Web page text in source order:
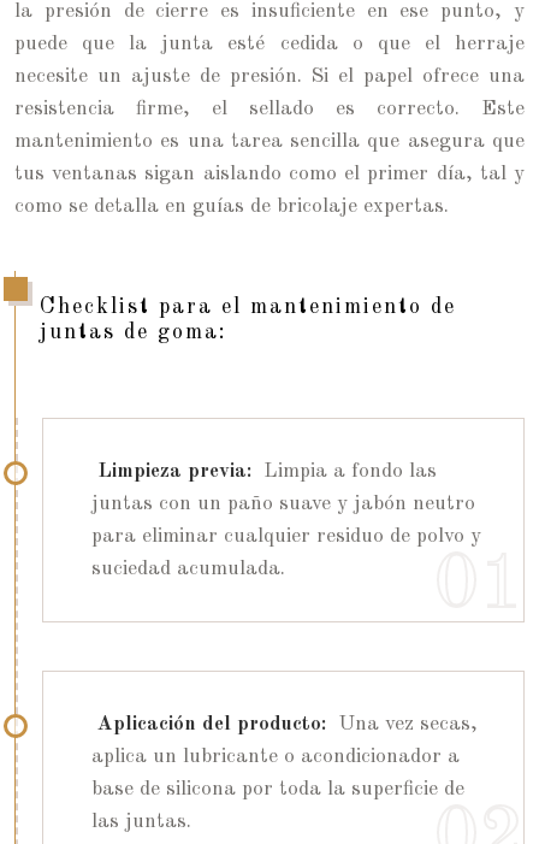
la presión de cierre es insuficiente en ese punto, y
puede que la junta esté cedida o que el herraje
necesite un ajuste de presión. Si el papel ofrece una
resistencia firme, el sellado es correcto. Este
mantenimiento es una tarea sencilla que asegura que
tus ventanas sigan aislando como el primer día, tal y
como se detalla en guías de bricolaje expertas.
Checklist para el mantenimiento de
juntas de goma:
Limpieza previa:
Limpia a fondo las
juntas con un paño suave y jabón neutro
para eliminar cualquier residuo de polvo y
suciedad acumulada.
Aplicación del producto:
Una vez secas,
aplica un lubricante o acondicionador a
base de silicona por toda la superficie de
las juntas.